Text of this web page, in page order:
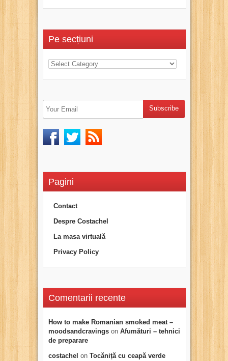
Pe secțiuni
Pagini
Contact
Despre Costachel
La masa virtuală
Privacy Policy
Comentarii recente
How to make Romanian smoked meat –
moodsandcravings on Afumături – tehnici
de preparare
costachel on Tocăniță cu ceapă verde